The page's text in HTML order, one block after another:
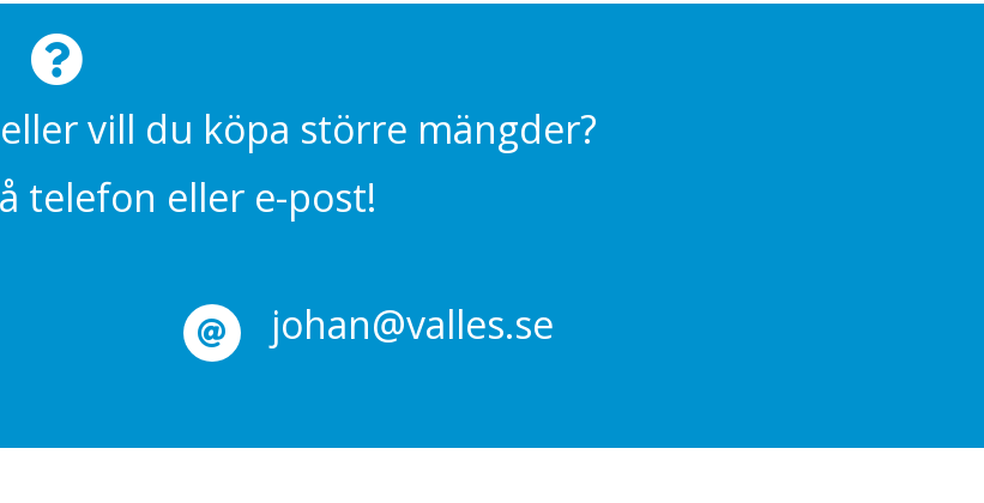
vill du köpa större mängder?
telefon eller e-post!
johan@valles.se